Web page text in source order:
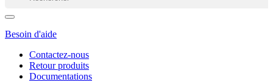
Besoin d'aide
Contactez-nous
Retour produits
Documentations